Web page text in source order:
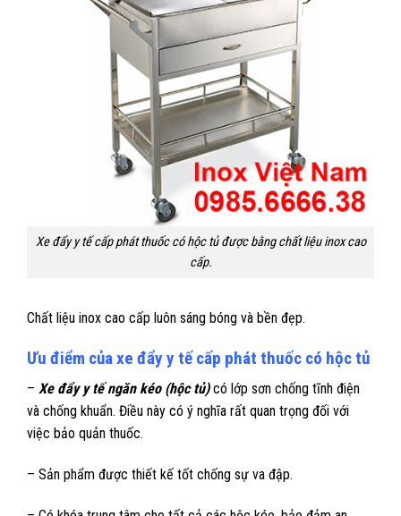
Xe đẩy y tế cấp phát thuốc có hộc tủ được bằng chất liệu inox cao
cấp.
Chất liệu inox cao cấp luôn sáng bóng và bền đẹp.
Ưu điểm của xe đẩy y tế cấp phát thuốc có hộc tủ
– Xe đẩy y tế ngăn kéo (hộc tủ)có lớp sơn chống tĩnh điện
và chống khuẩn. Điều này có ý nghĩa rất quan trọng đối với
việc bảo quản thuốc.
– Sản phẩm được thiết kế tốt chống sự va đập.